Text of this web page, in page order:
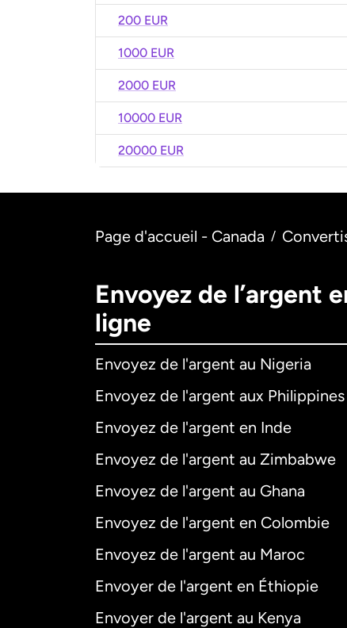
200 EUR
1000 EUR
2000 EUR
10000 EUR
20000 EUR
Page d'accueil - Canada /
Envoyez de l’argent
ligne
Envoyez de l'argent au Nigeria
Envoyez de l'argent aux Philippines
Envoyez de l'argent en Inde
Envoyez de l'argent au Zimbabwe
Envoyez de l'argent au Ghana
Envoyez de l'argent en Colombie
Envoyez de l'argent au Maroc
Envoyer de l'argent en Éthiopie
Envoyer de l'argent au Kenya